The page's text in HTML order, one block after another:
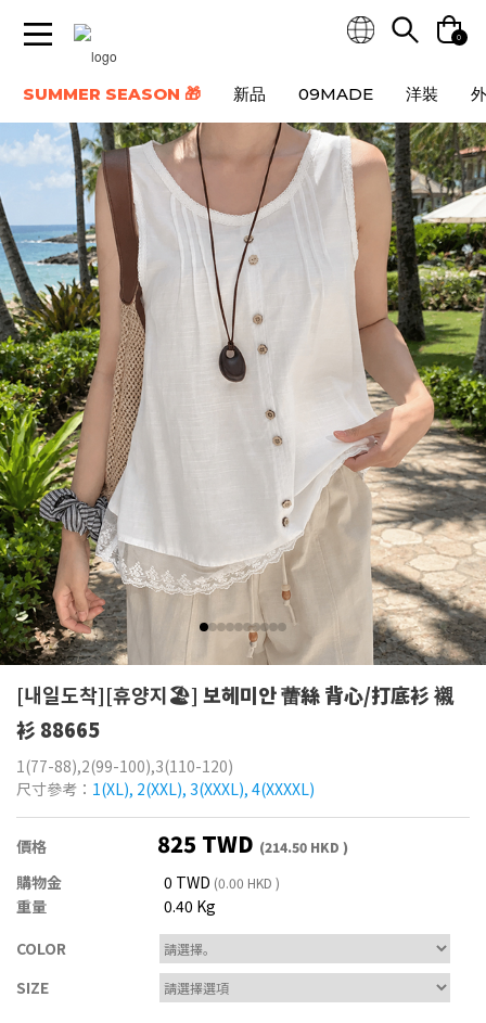
0
SUMMER SEASON 🎁 新品 09MADE 洋裝
[내일도착][휴양지🏖️] 보헤미안 蕾絲 背心/打底衫 襯
衫 88665
1(77-88),2(99-100),3(110-120)
尺寸參考： 1(XL), 2(XXL), 3(XXXL), 4(XXXXL)
價格 825 TWD (214.50 HKD )
購物金 0 TWD (0.00 HKD )
重量
0.40 Kg
COLOR
SIZE